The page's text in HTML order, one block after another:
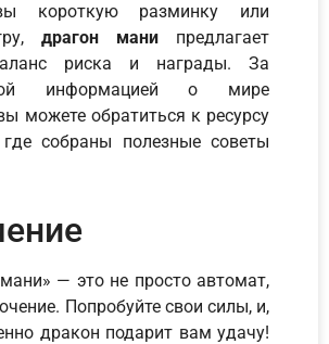
короткую разминку или
драгон мани предлагает
риска и награды. За
информацией о мире
можете обратиться к ресурсу
собраны полезные советы
— это не просто автомат,
Попробуйте свои силы, и,
дракон подарит вам удачу!